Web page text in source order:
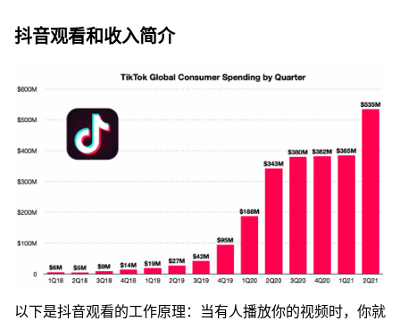
抖音观看和收入简介
以下是抖音观看的工作原理：当有人播放你的视频时，你就